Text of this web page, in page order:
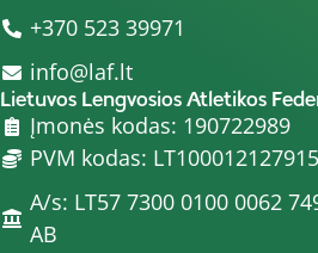
+370 523 39971
info@laf.lt
Lietuvos Lengvosios Atletikos
Įmonės kodas: 190722989
PVM kodas: LT100012127915
A/s: LT57 7300 0100 0062
AB